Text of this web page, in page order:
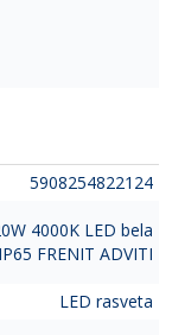
5908254822124
4000K LED bela
FRENIT ADVITI
LED rasveta